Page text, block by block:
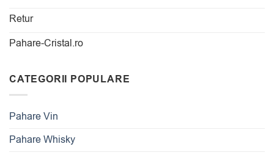
Retur
Pahare-Cristal.ro
CATEGORII POPULARE
Pahare Vin
Pahare Whisky